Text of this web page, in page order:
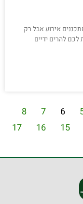
אירוע אבל רק
להרים ידיים
6
7
8
15
16
17